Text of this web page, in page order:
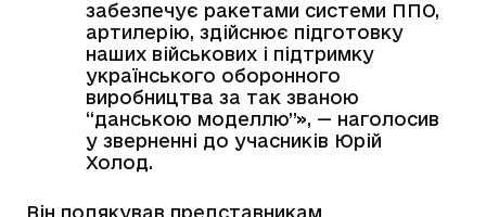
забезпечує ракетами системи ППО,
артилерію, здійснює підготовку
наших військових і підтримку
українського оборонного
виробництва за так званою
“данською моделлю”», — наголосив
у зверненні до учасників Юрій
Холод.
Він подякував представникам